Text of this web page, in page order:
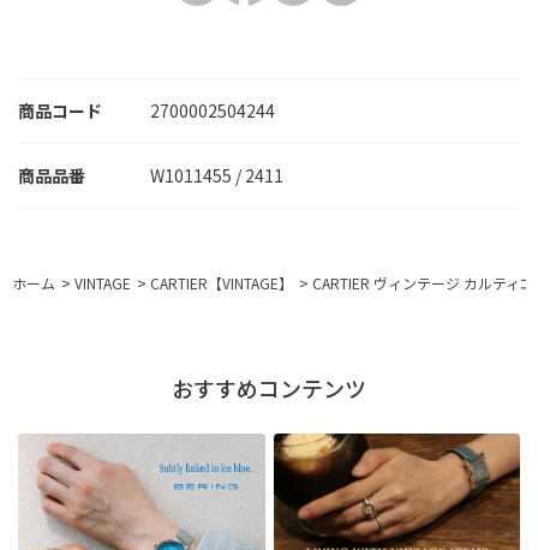
商品コード 2700002504244
W1011455 / 2411
ホーム > VINTAGE > CARTIER【VINTAGE】 > CARTIER ヴィンテージ カルティ
おすすめコンテンツ